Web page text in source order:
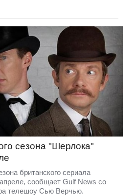
сезона "Шерлока"
британского сериала
сообщает Gulf News со
телешоу Сью Верчью.